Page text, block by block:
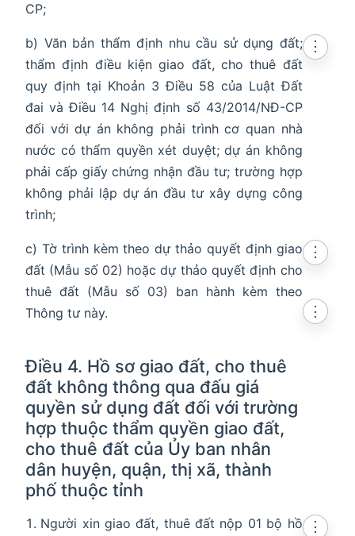
CP;
b) Văn bản thẩm định nhu cầu sử dụng đất;
thẩm định điều kiện giao đất, cho thuê đất
quy định tại Khoản 3 Điều 58 của Luật Đất
đai và Điều 14 Nghị định số 43/2014/NĐ-CP
đối với dự án không phải trình cơ quan nhà
nước có thẩm quyền xét duyệt; dự án không
phải cấp giấy chứng nhận đầu tư; trường hợp
không phải lập dự án đầu tư xây dựng công
trình;
⋮
c) Tờ trình kèm theo dự thảo quyết định giao
đất (Mẫu số 02) hoặc dự thảo quyết định cho
thuê đất (Mẫu số 03) ban hành kèm theo
Thông tư này.
⋮
Điều 4. Hồ sơ giao đất, cho thuê
đất không thông qua đấu giá
quyền sử dụng đất đối với trường
hợp thuộc thẩm quyền giao đất,
cho thuê đất của Ủy ban nhân
dân huyện, quận, thị xã, thành
phố thuộc tỉnh
⋮
Người xin giao đất, thuê đất nộp 01 bộ hồ
⋮